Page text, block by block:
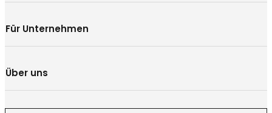
Für Unternehmen
Über uns